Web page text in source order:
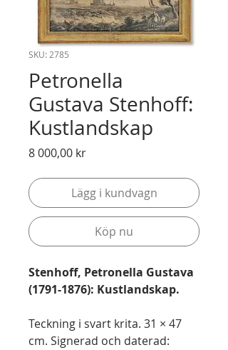
SKU: 2785
Petronella
Gustava Stenhoff:
Kustlandskap
8 000,00 krPris
Lägg i kundvagn
Köp nu
Stenhoff, Petronella Gustava
(1791-1876): Kustlandskap.
Teckning i svart krita. 31 × 47
cm. Signerad och daterad: